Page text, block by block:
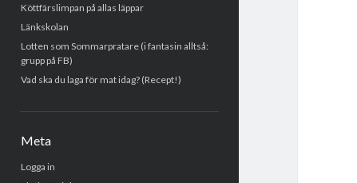
Köttfärslimpan på allas läppar
Länkskolan
Lotten som Sommarpratare (i fantasin alltså:
grupp på FB)
Vad ska du laga för mat idag? (Recept!)
Meta
Logga in